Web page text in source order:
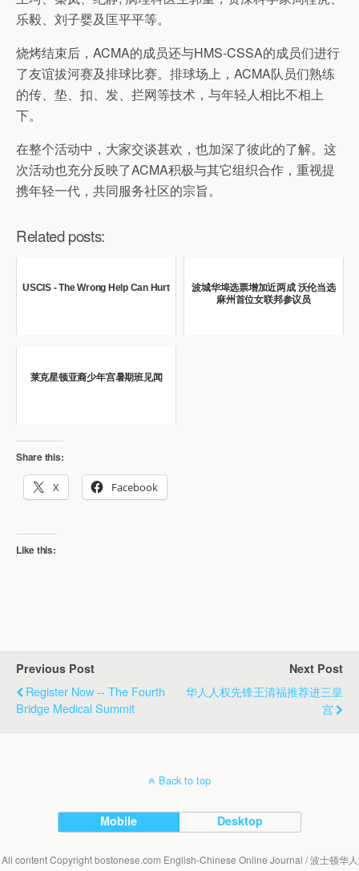
乐毅、刘子婴及匡平平等。
烧烤结束后，ACMA的成员还与HMS-CSSA的成员们进行
了友谊拔河赛及排球比赛。排球场上，ACMA队员们熟练
的传、垫、扣、发、拦网等技术，与年轻人相比不相上
下。
在整个活动中，大家交谈甚欢，也加深了彼此的了解。这
次活动也充分反映了ACMA积极与其它组织合作，重视提
携年轻一代，共同服务社区的宗旨。
Related posts:
USCIS - The Wrong Help Can Hurt
波城华埠选票增加近两成 沃伦当选
麻州首位女联邦参议员
莱克星顿亚裔少年宫暑期班见闻
Share this:
X Facebook
Like this:
Previous Post
Register Now -- The Fourth
Bridge Medical Summit
Next Post
华人人权先锋王清福推荐进三皇
宫
Back to top
Mobile Desktop
All content Copyright bostonese.com English-Chinese Online Journal / 波士顿华人